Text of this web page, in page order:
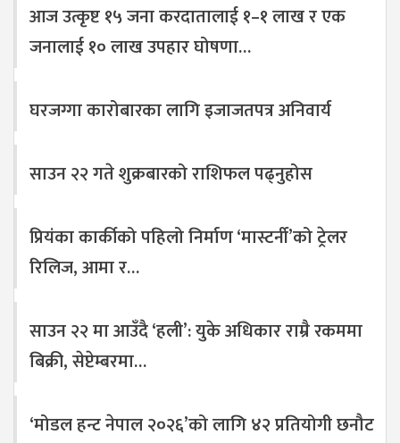
आज उत्कृष्ट १५ जना करदातालाई १–१ लाख र एक
जनालाई १० लाख उपहार घोषणा…
घरजग्गा कारोबारका लागि इजाजतपत्र अनिवार्य
साउन २२ गते शुक्रबारको राशिफल पढ्नुहोस
प्रियंका कार्कीको पहिलो निर्माण ‘मास्टर्नी’को ट्रेलर
रिलिज, आमा र…
साउन २२ मा आउँदै ‘हली’: युके अधिकार राम्रै रकममा
बिक्री, सेप्टेम्बरमा…
‘मोडल हन्ट नेपाल २०२६’को लागि ४२ प्रतियोगी छनौट